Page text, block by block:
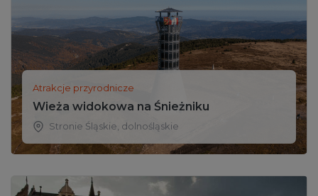
Atrakcje przyrodnicze
Wieża widokowa na Śnieżniku
Stronie Śląskie dolnośląskie